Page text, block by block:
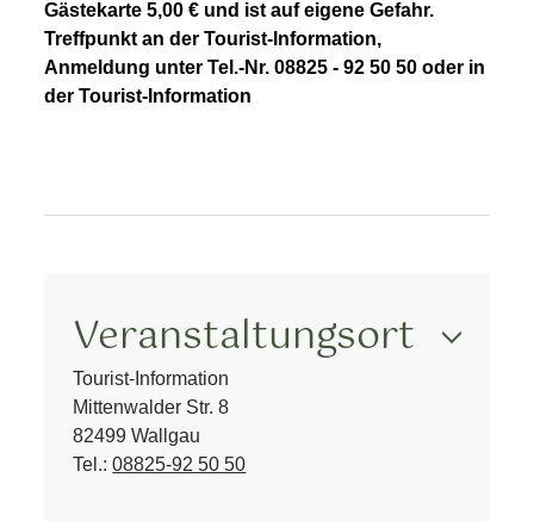
Gästekarte 5,00 € und ist auf eigene Gefahr.
Treffpunkt an der Tourist-Information,
Anmeldung unter Tel.-Nr. 08825 - 92 50 50 oder in
der Tourist-Information
Veranstaltungsort
Tourist-Information
Mittenwalder Str. 8
82499 Wallgau
Tel.:08825-92 50 50